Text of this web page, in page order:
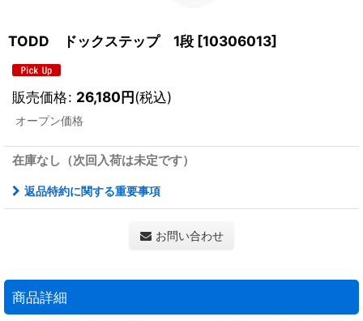
TODD ドックステップ 1段 [10306013]
販売価格: 26,180円(税込)
オープン価格
在庫なし（次回入荷は未定です）
返品特約に関する重要事項
お問い合わせ
商品詳細